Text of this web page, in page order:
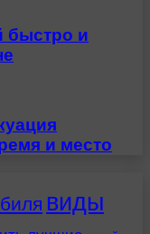
быстро и
и место
виды